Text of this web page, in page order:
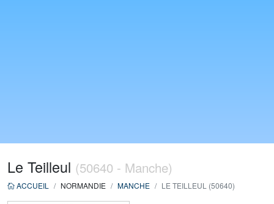
Le Teilleul (50640 - Manche)
ACCUEIL NORMANDIE MANCHE LE TEILLEUL (50640)